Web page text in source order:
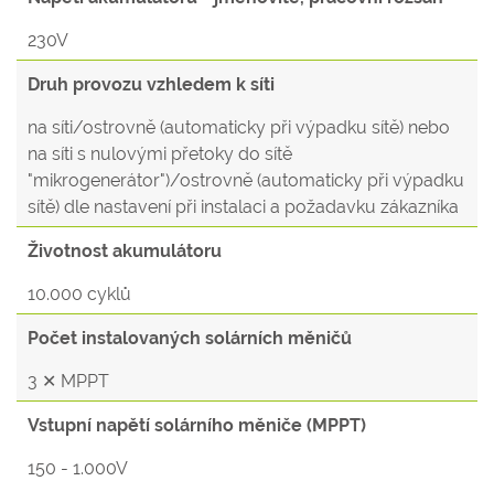
230V
Druh provozu vzhledem k síti
na síti/ostrovně (automaticky při výpadku sítě) nebo
na síti s nulovými přetoky do sítě
"mikrogenerátor")/ostrovně (automaticky při výpadku
sítě) dle nastavení při instalaci a požadavku zákazníka
Životnost akumulátoru
10.000 cyklů
Počet instalovaných solárních měničů
3 ✕ MPPT
Vstupní napětí solárního měniče (MPPT)
150 - 1.000V